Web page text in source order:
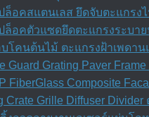
ล็อคสแตนเลส ยึดจับตะแกรงไ
ล็อคตัวแซดยึดตะแกรงระบาย
โคนต้นไม้ ตะแกรงฝ้าเพดาน
Guard Grating Paver
FiberGlass Composite
Crate Grille Diffuser